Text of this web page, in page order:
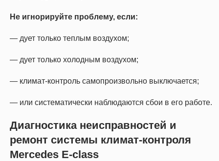
Не игнорируйте проблему, если:
— дует только теплым воздухом;
— дует только холодным воздухом;
— климат-контроль самопроизвольно выключается;
— или систематически наблюдаются сбои в его работе.
Диагностика неисправностей и
ремонт системы климат-контроля
Mercedes E-class